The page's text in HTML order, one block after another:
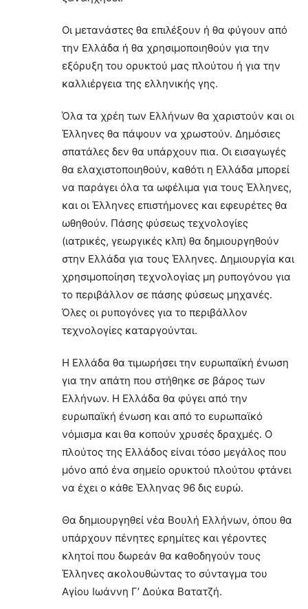
Οι μετανάστες θα επιλέξουν ή θα φύγουν από
την Ελλάδα ή θα χρησιμοποιηθούν για την
εξόρυξη του ορυκτού μας πλούτου ή για την
καλλιέργεια της ελληνικής γης.
Όλα τα χρέη των Ελλήνων θα χαριστούν και οι
Έλληνες θα πάψουν να χρωστούν. Δημόσιες
σπατάλες δεν θα υπάρχουν πια. Οι εισαγωγές
θα ελαχιστοποιηθούν, καθότι η Ελλάδα μπορεί
να παράγει όλα τα ωφέλιμα για τους Έλληνες,
και οι Έλληνες επιστήμονες και εφευρέτες θα
ωθηθούν. Πάσης φύσεως τεχνολογίες
(ιατρικές, γεωργικές κλπ) θα δημιουργηθούν
στην Ελλάδα για τους Έλληνες. Δημιουργία και
χρησιμοποίηση τεχνολογίας μη ρυπογόνου για
το περιβάλλον σε πάσης φύσεως μηχανές.
Όλες οι ρυπογόνες για το περιβάλλον
τεχνολογίες καταργούνται.
Η Ελλάδα θα τιμωρήσει την ευρωπαϊκή ένωση
για την απάτη που στήθηκε σε βάρος των
Ελλήνων. Η Ελλάδα θα φύγει από την
ευρωπαϊκή ένωση και από το ευρωπαϊκό
νόμισμα και θα κοπούν χρυσές δραχμές. Ο
πλούτος της Ελλάδος είναι τόσο μεγάλος που
μόνο από ένα σημείο ορυκτού πλούτου φτάνει
να έχει ο κάθε Έλληνας 96 δις ευρώ.
Θα δημιουργηθεί νέα Βουλή Ελλήνων, όπου θα
υπάρχουν πένητες ερημίτες και γέροντες
κλητοί που δωρεάν θα καθοδηγούν τους
Έλληνες ακολουθώντας το σύνταγμα του
Αγίου Ιωάννη Γ’ Δούκα Βατατζή.